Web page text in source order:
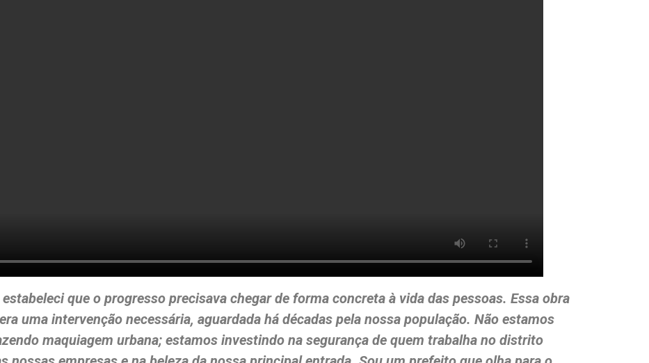
que o progresso precisava chegar de forma concreta à vida das pessoas. Essa obra
uma intervenção necessária, aguardada há décadas pela nossa população. Não estamos
maquiagem urbana; estamos investindo na segurança de quem trabalha no distrito